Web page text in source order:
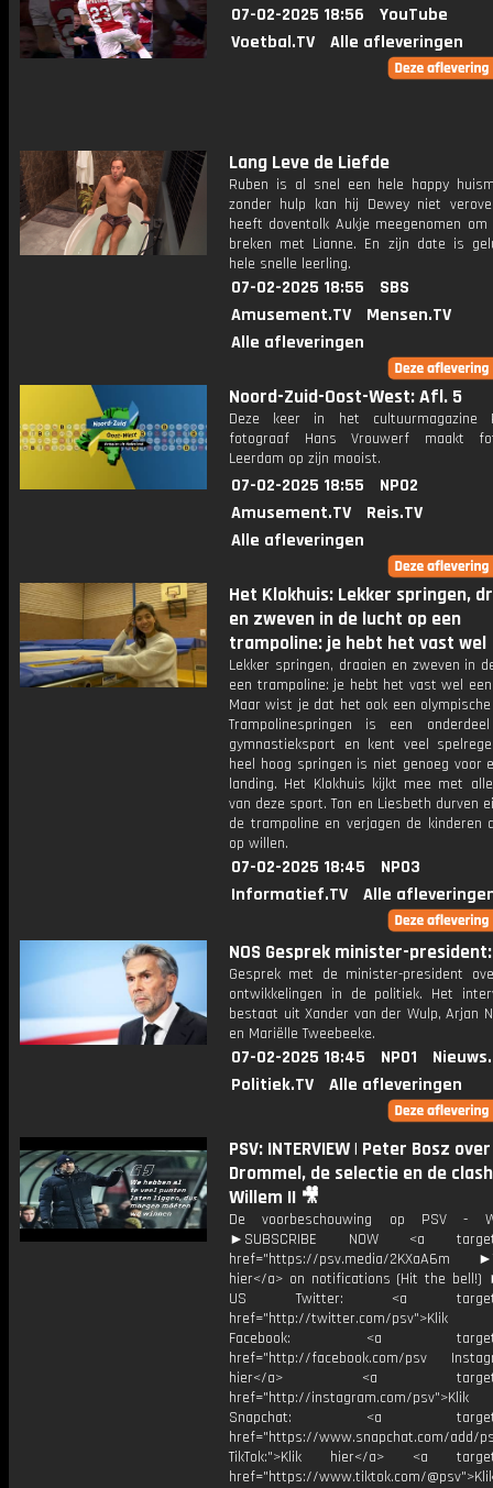
07-02-2025 18:56
YouTube
Voetbal.TV
Alle afleveringen
Lang Leve de Liefde
Ruben is al snel een hele happy
zonder hulp kan hij Dewey niet
heeft doventolk Aukje meegenomen
breken met Lianne. En zijn date is
hele snelle leerling.
07-02-2025 18:55
SBS
Amusement.TV
Mensen.TV
Alle afleveringen
Noord-Zuid-Oost-West: Afl. 5
Deze keer in het cultuurmagazine
fotograaf Hans Vrouwerf maakt
Leerdam op zijn mooist.
07-02-2025 18:55
NPO2
Amusement.TV
Reis.TV
Alle afleveringen
Het Klokhuis: Lekker springen,
en zweven in de lucht op een
trampoline: je hebt het vast wel
Lekker springen, draaien en zweven in
een trampoline: je hebt het vast wel
Maar wist je dat het ook een
Trampolinespringen is een
gymnastieksport en kent veel
heel hoog springen is niet genoeg voor
landing. Het Klokhuis kijkt mee met
van deze sport. Ton en Liesbeth durven
de trampoline en verjagen de kinderen
op willen.
07-02-2025 18:45
NPO3
Informatief.TV
Alle
NOS Gesprek minister-
Gesprek met de minister-president
ontwikkelingen in de politiek. Het
bestaat uit Xander van der Wulp, Arjan
en Mariëlle Tweebeeke.
07-02-2025 18:45 NPO1
Politiek.TV
Alle afleveringen
PSV: INTERVIEW | Peter Bosz over
Drommel, de selectie en de
Willem II 🎥
De voorbeschouwing op PSV -
►SUBSCRIBE NOW <a
href="https://psv.media/2KXaA6m
hier</a> on notifications (Hit the bell!)
US Twitter: <a
href="http://twitter.com/psv">Klik
Facebook: <a
href="http://facebook.com/psv
hier</a> <a
href="http://instagram.com/
Snapchat: <a
href="https://www.snapchat.com/add/
TikTok:">Klik hier</a> <a
href="https://www.tiktok.com/